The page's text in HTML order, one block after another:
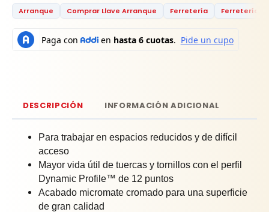
Arranque
Comprar Llave Arranque Ferretería Ferretería
DESCRIPCIÓN INFORMACIÓN ADICIONAL
Para trabajar en espacios reducidos y de difícil
acceso
Mayor vida útil de tuercas y tornillos con el perfil
Dynamic Profile™ de 12 puntos
Acabado micromate cromado para una superficie
de gran calidad